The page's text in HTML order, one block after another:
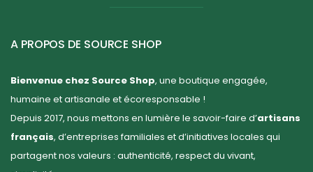
A PROPOS DE SOURCE SHOP
Bienvenue chez Source Shop, une boutique engagée,
humaine et artisanale et écoresponsable !
Depuis 2017, nous mettons en lumière le savoir-faire d’artisans
français, d’entreprises familiales et d’initiatives locales qui
partagent nos valeurs : authenticité, respect du vivant,